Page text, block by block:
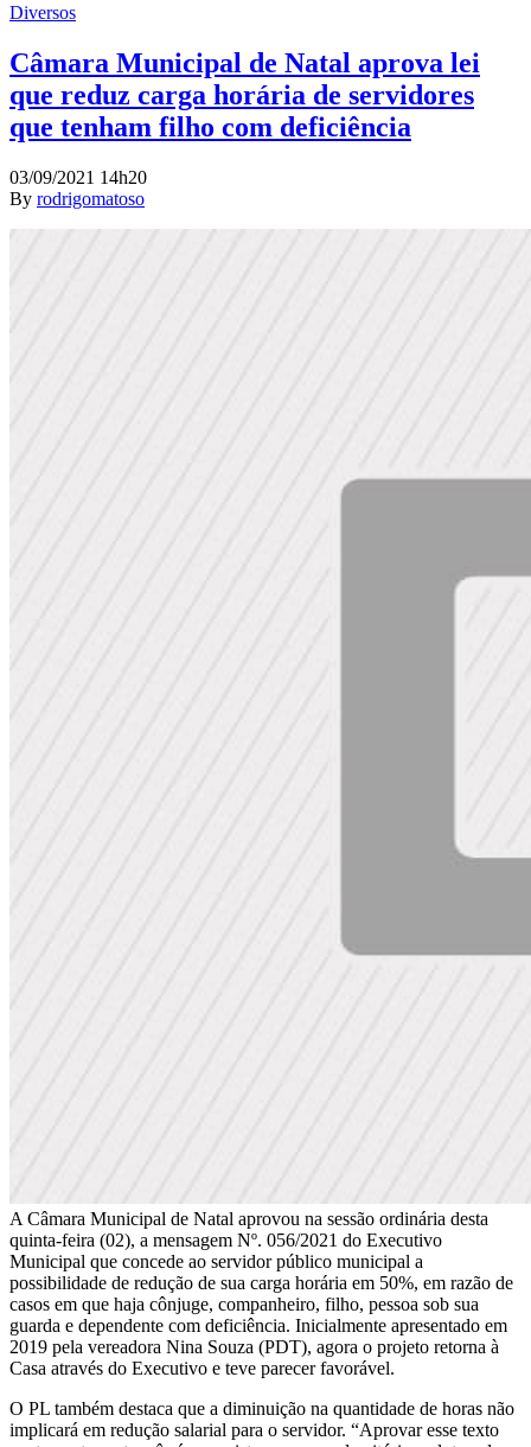
Diversos
Câmara Municipal de Natal aprova lei
que reduz carga horária de servidores
que tenham filho com deficiência
03/09/2021 14h20
By rodrigomatoso
A Câmara Municipal de Natal aprovou na sessão ordinária desta
quinta-feira (02), a mensagem Nº. 056/2021 do Executivo
Municipal que concede ao servidor público municipal a
possibilidade de redução de sua carga horária em 50%, em razão de
casos em que haja cônjuge, companheiro, filho, pessoa sob sua
guarda e dependente com deficiência. Inicialmente apresentado em
2019 pela vereadora Nina Souza (PDT), agora o projeto retorna à
Casa através do Executivo e teve parecer favorável.
O PL também destaca que a diminuição na quantidade de horas não
implicará em redução salarial para o servidor. “Aprovar esse texto